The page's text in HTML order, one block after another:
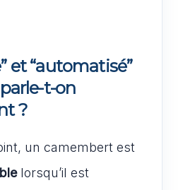
et “automatisé”
t-on
?
un camembert est
lorsqu’il est